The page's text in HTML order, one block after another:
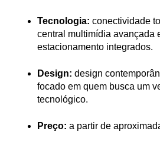
Tecnologia: conectividade
central multimídia avançada
estacionamento integrados.
Design: design
focado em quem busca um
tecnológico.
Preço: a partir de